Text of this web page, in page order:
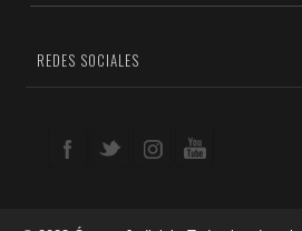
REDES SOCIALES